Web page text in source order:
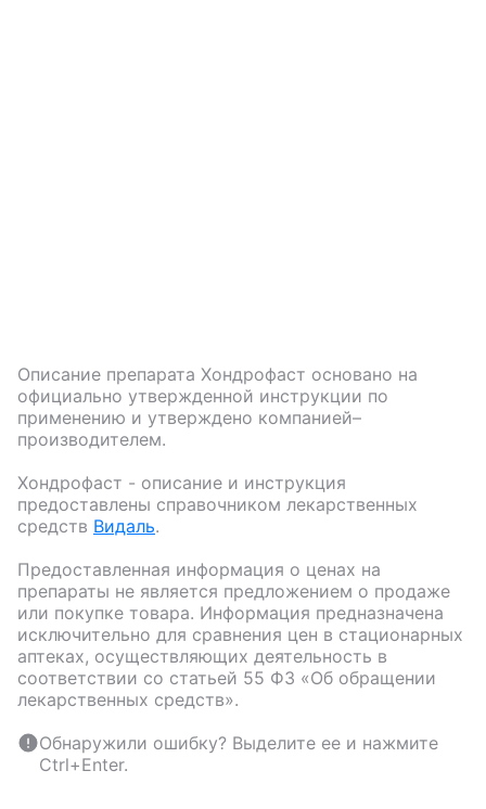
Описание препарата Хондрофаст основано на
официально утвержденной инструкции по
применению и утверждено компанией–
производителем.
Хондрофаст - описание и инструкция
предоставлены справочником лекарственных
средств Видаль.
Предоставленная информация о ценах на
препараты не является предложением о продаже
или покупке товара. Информация предназначена
исключительно для сравнения цен в стационарных
аптеках, осуществляющих деятельность в
соответствии со статьей 55 ФЗ «Об обращении
лекарственных средств».
Обнаружили ошибку? Выделите ее и нажмите
Ctrl+Enter.